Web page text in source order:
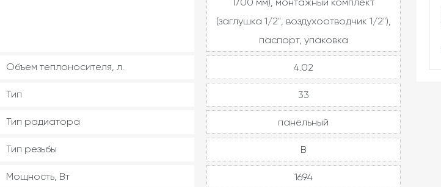
(заглушка 1/2", воздухоотводчик 1/2"),
паспорт, упаковка
Объем теплоносителя, л. 4.02
Тип 33
Тип радиатора панельный
Тип резьбы В
Мощность, Вт 1694